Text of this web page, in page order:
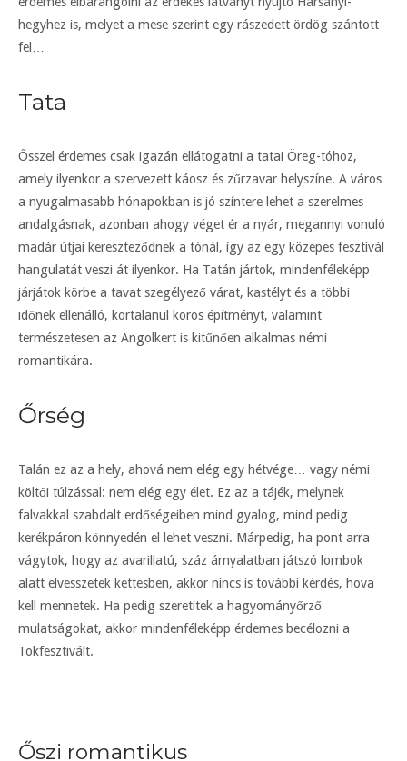
hegyhez is, melyet a mese szerint egy rászedett ördög szántott
fel…
Tata
Ősszel érdemes csak igazán ellátogatni a tatai Öreg-tóhoz,
amely ilyenkor a szervezett káosz és zűrzavar helyszíne. A város
a nyugalmasabb hónapokban is jó színtere lehet a szerelmes
andalgásnak, azonban ahogy véget ér a nyár, megannyi vonuló
madár útjai kereszteződnek a tónál, így az egy közepes fesztivál
hangulatát veszi át ilyenkor. Ha Tatán jártok, mindenféleképp
járjátok körbe a tavat szegélyező várat, kastélyt és a többi
időnek ellenálló, kortalanul koros építményt, valamint
természetesen az Angolkert is kitűnően alkalmas némi
romantikára.
Őrség
Talán ez az a hely, ahová nem elég egy hétvége… vagy némi
költői túlzással: nem elég egy élet. Ez az a tájék, melynek
falvakkal szabdalt erdőségeiben mind gyalog, mind pedig
kerékpáron könnyedén el lehet veszni. Márpedig, ha pont arra
vágytok, hogy az avarillatú, száz árnyalatban játszó lombok
alatt elvesszetek kettesben, akkor nincs is további kérdés, hova
kell mennetek. Ha pedig szeretitek a hagyományőrző
mulatságokat, akkor mindenféleképp érdemes becélozni a
Tökfesztivált.
Őszi romantikus